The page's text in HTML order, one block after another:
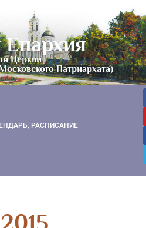
Епархия
Церкви
Патриархата)
РАСПИСАНИЕ